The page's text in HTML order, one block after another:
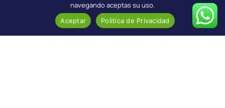
navegando aceptas su uso.
Aceptar Politíca de Privacidad